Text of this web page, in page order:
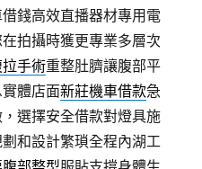
錢高效直播器材專用電
拍攝時獲更專業多層次
拉手術重整肚臍讓腹部平
體店面新莊機車借款急
選擇安全借款對燈具施
和設計繁瑣全程內湖工